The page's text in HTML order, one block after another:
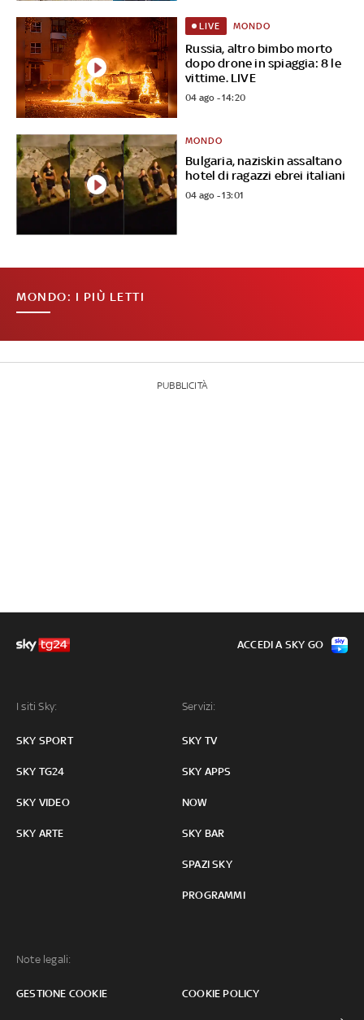
Russia, altro bimbo morto
dopo drone in spiaggia: 8 le
vittime. LIVE
LIVE MONDO
04 ago - 14:20
Bulgaria, naziskin assaltano
hotel di ragazzi ebrei italiani
MONDO
04 ago - 13:01
MONDO: I PIÙ LETTI
PUBBLICITÀ
I siti Sky:
SKY SPORT
SKY TG24
SKY VIDEO
SKY ARTE
Servizi:
SKY TV
SKY APPS
NOW
SKY BAR
SPAZI SKY
PROGRAMMI
Note legali:
GESTIONE COOKIE COOKIE POLICY
ACCEDI A SKY GO